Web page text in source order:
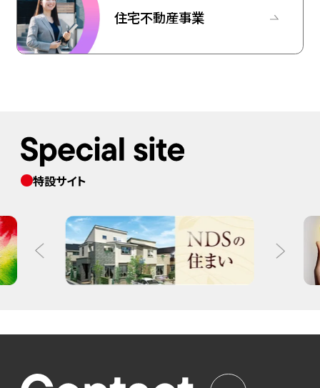
住宅不動産事業
特設サイト